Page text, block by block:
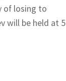
of losing to
will be held at 5